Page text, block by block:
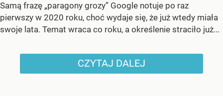
Samą frazę „paragony grozy” Google notuje po raz
pierwszy w 2020 roku, choć wydaje się, że już wtedy miała
swoje lata. Temat wraca co roku, a określenie straciło już...
CZYTAJ DALEJ